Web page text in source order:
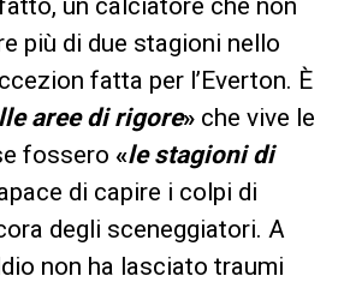
più di due stagioni nello
fatta per l’Everton. È
aree di rigore»che vive le
fossero «le stagioni di
di capire i colpi di
degli sceneggiatori. A
non ha lasciato traumi